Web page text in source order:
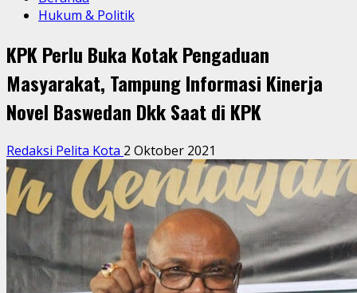
Hukum & Politik
KPK Perlu Buka Kotak Pengaduan
Masyarakat, Tampung Informasi Kinerja
Novel Baswedan Dkk Saat di KPK
Redaksi Pelita Kota 2 Oktober 2021